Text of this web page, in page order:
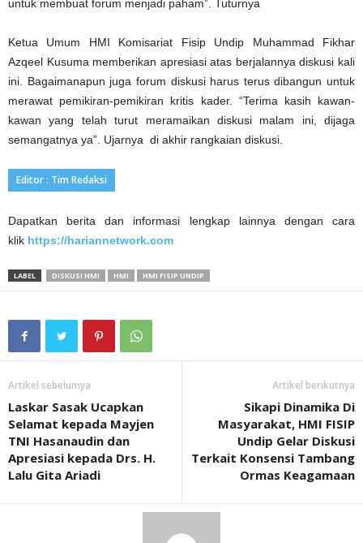
untuk membuat forum menjadi paham”. Tuturnya
Ketua Umum HMI Komisariat Fisip Undip Muhammad Fikhar
Azqeel Kusuma memberikan apresiasi atas berjalannya diskusi kali
ini. Bagaimanapun juga forum diskusi harus terus dibangun untuk
merawat pemikiran-pemikiran kritis kader. “Terima kasih kawan-
kawan yang telah turut meramaikan diskusi malam ini, dijaga
semangatnya ya”. Ujarnya di akhir rangkaian diskusi.
Editor : Tim Redaksi
Dapatkan berita dan informasi lengkap lainnya dengan cara
klik https://hariannetwork.com
LABEL DISKUSI HMI HMI HMI FISIP UNDIP
Artikel sebelumya
Laskar Sasak Ucapkan
Selamat kepada Mayjen
TNI Hasanaudin dan
Apresiasi kepada Drs. H.
Lalu Gita Ariadi
Artikel berikutnya
Sikapi Dinamika Di
Masyarakat, HMI FISIP
Undip Gelar Diskusi
Terkait Konsensi Tambang
Ormas Keagamaan